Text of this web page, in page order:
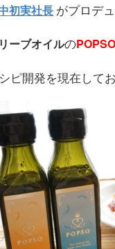
初実社長 がプロデ
ーブオイルのPOPSO
ピ開発を現在して